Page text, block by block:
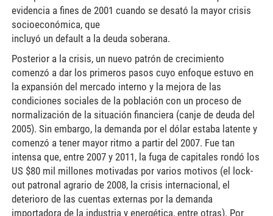
evidencia a fines de 2001 cuando se desató la mayor crisis
socioeconómica, que
incluyó un default a la deuda soberana.
Posterior a la crisis, un nuevo patrón de crecimiento
comenzó a dar los primeros pasos cuyo enfoque estuvo en
la expansión del mercado interno y la mejora de las
condiciones sociales de la población con un proceso de
normalización de la situación financiera (canje de deuda del
2005). Sin embargo, la demanda por el dólar estaba latente y
comenzó a tener mayor ritmo a partir del 2007. Fue tan
intensa que, entre 2007 y 2011, la fuga de capitales rondó los
US $80 mil millones motivadas por varios motivos (el lock-
out patronal agrario de 2008, la crisis internacional, el
deterioro de las cuentas externas por la demanda
importadora de la industria y energética, entre otras). Por